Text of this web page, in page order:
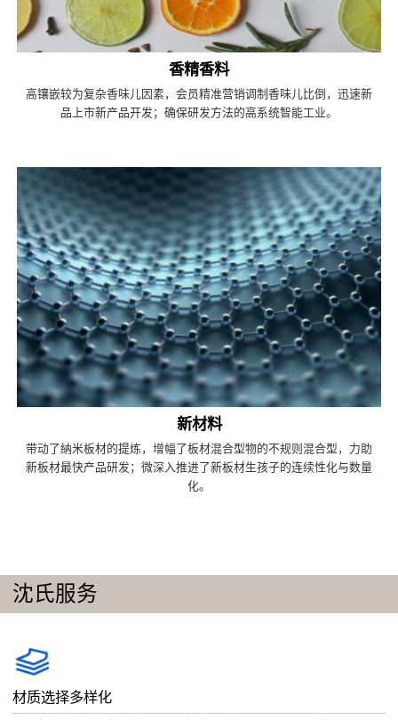
香精香料
高镶嵌较为复杂香味儿因素，会员精准营销调制香味儿比倒，迅速新
品上市新产品开发；确保研发方法的高系统智能工业。
新材料
带动了納米板材的提炼，增幅了板材混合型物的不规则混合型，力助
新板材最快产品研发；微深入推进了新板材生孩子的连续性化与数量
化。
沈氏服务
材质选择多样化